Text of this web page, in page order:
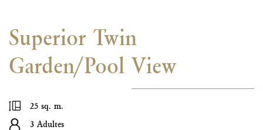
Superior Twin
Garden/Pool View
25 sq. m.
3 Adultes